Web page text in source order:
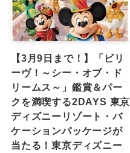
【3月9日まで！】「ビリ
ーヴ！～シー・オブ・ド
リームス～」鑑賞＆パー
クを満喫する2DAYS 東京
ディズニーリゾート・バ
ケーションパッケージが
当たる！東京ディズニー